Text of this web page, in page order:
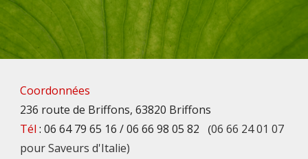
Coordonnées
236 route de Briffons, 63820 Briffons
Tél: 06 64 79 65 16 / 06 66 98 05 82 (06 66 24 01 07
pour Saveurs d'Italie)